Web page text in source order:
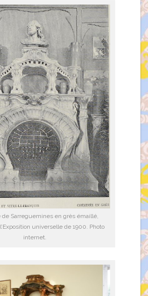
Sarreguemines en grès émaillé,
universelle de 1900. Photo
internet.